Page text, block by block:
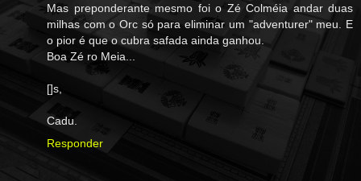
Mas preponderante mesmo foi o Zé Colméia andar duas
milhas com o Orc só para eliminar um "adventurer" meu. E
o pior é que o cubra safada ainda ganhou.
Boa Zé ro Meia...
[]s,
Cadu.
Responder